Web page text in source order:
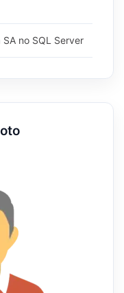
no SQL Server